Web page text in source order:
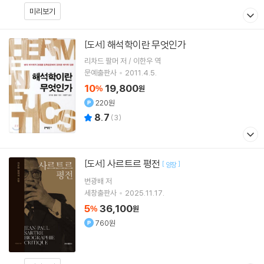
미리보기
[도서] 해석학이란 무엇인가
리차드 팔머 저 / 이한우 역
문예출판사
2011.4.5.
10% 19,800원
220원
8.7 (3)
[도서] 사르트르 평전 [ 양장]
변광배 저
세창출판사
2025.11.17.
5% 36,100원
760원